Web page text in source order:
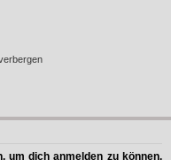
um dich anmelden zu können.